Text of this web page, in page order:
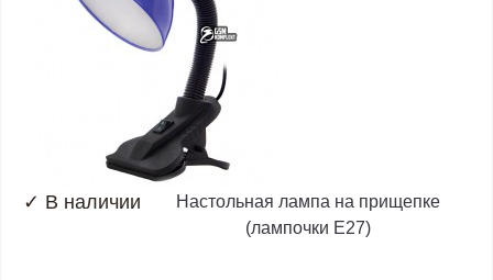
✓ В наличии
Настольная лампа на прищепке
(лампочки E27)